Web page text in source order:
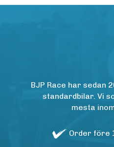
BJP Race har sedan
standardbilar. Vi
mesta
Order före